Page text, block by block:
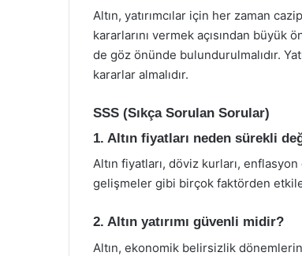
Altın, yatırımcılar için her zaman
kararlarını vermek açısından büyük
de göz önünde bulundurulmalıdır.
kararlar almalıdır.
SSS (Sıkça Sorulan Sorular)
1. Altın fiyatları neden sürekli
Altın fiyatları, döviz kurları,
gelişmeler gibi birçok faktörden
2. Altın yatırımı güvenli midir?
Altın, ekonomik belirsizlik